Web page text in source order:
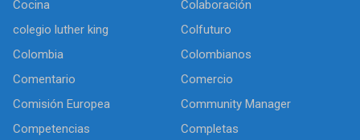
Cocina
Colaboración
colegio luther king
Colfuturo
Colombia
Colombianos
Comentario
Comercio
Comisión Europea
Community Manager
Competencias
Completas